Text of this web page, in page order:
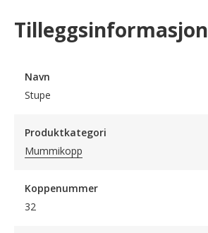
Tilleggsinformasjon
Navn
Stupe
Produktkategori
Mummikopp
Koppenummer
32